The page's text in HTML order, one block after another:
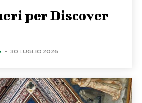
per Discover
- 30 LUGLIO 2026